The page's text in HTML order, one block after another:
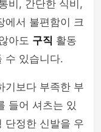
비, 간단한 식비,
에서 불편함이 크
아도 구직 활동
수 있습니다.
기보다 부족한 부
들어 셔츠는 있
단정한 신발을 우